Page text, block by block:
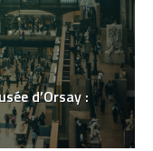
d’Orsay :